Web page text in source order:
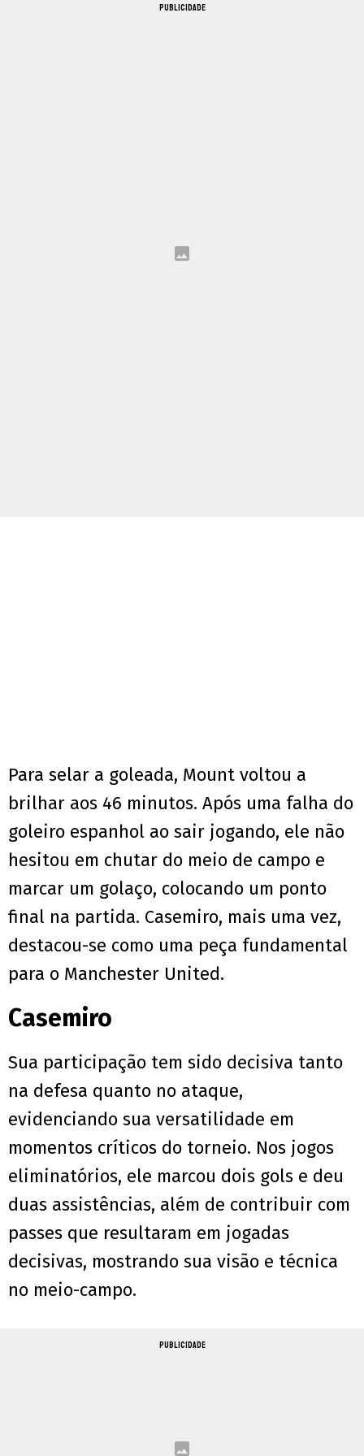
PUBLICIDADE
Para selar a goleada, Mount voltou a
brilhar aos 46 minutos. Após uma falha do
goleiro espanhol ao sair jogando, ele não
hesitou em chutar do meio de campo e
marcar um golaço, colocando um ponto
final na partida. Casemiro, mais uma vez,
destacou-se como uma peça fundamental
para o Manchester United.
Casemiro
Sua participação tem sido decisiva tanto
na defesa quanto no ataque,
evidenciando sua versatilidade em
momentos críticos do torneio. Nos jogos
eliminatórios, ele marcou dois gols e deu
duas assistências, além de contribuir com
passes que resultaram em jogadas
decisivas, mostrando sua visão e técnica
no meio-campo.
PUBLICIDADE